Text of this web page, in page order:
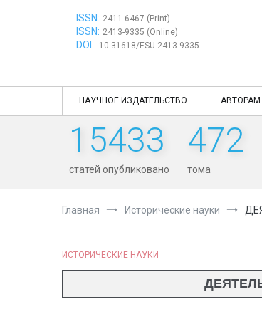
ISSN: 2411-6467 (Print)
ISSN: 2413-9335 (Online)
DOI: 10.31618/ESU.2413-9335
НАУЧНОЕ ИЗДАТЕЛЬСТВО АВТОРАМ
15433
статей опубликовано
472
тома
Главная Исторические науки
ИСТОРИЧЕСКИЕ НАУКИ